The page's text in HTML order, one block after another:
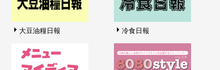
大豆油糧日報 冷食日報